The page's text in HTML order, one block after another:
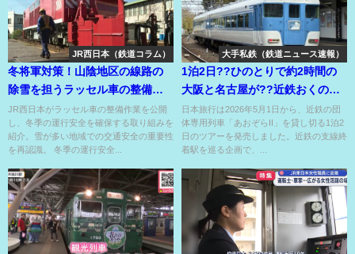
JR西日本（鉄道コラム）
冬将軍対策！山陰地区の線路の
除雪を担うラッセル車の整備作
業を公開!?
JR西日本がラッセル車の整備作業を公開
し、冬季の運行安全を確保する取り組みを
紹介。雪が多い地域での交通安全の重要性
を再認識。 冬季の運行安全...
大手私鉄（鉄道ニュース速報）
1泊2日??ひのとりで約2時間の
大阪と名古屋が??近鉄おくのほ
そ道と寄り道??
日本旅行は2026年5月1日から、近鉄の団
体専用列車「あおぞらII」を貸し切る1泊2
日のツアーを発売しました。近鉄の支線終
着駅を巡る企画で、...